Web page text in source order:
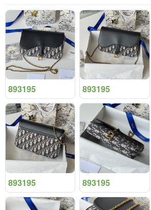
893195 893195
893195 893195